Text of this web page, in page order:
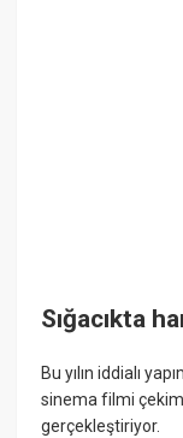
Sığacıkta
Bu yılın iddialı
sinema filmi
gerçekleştiriyor.